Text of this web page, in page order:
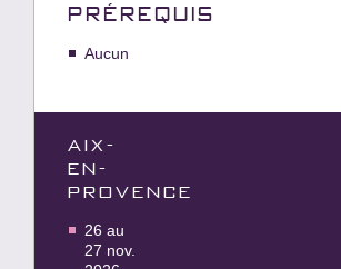
PRÉREQUIS
Aucun
AIX-
EN-
PROVENCE
26 au
27 nov.